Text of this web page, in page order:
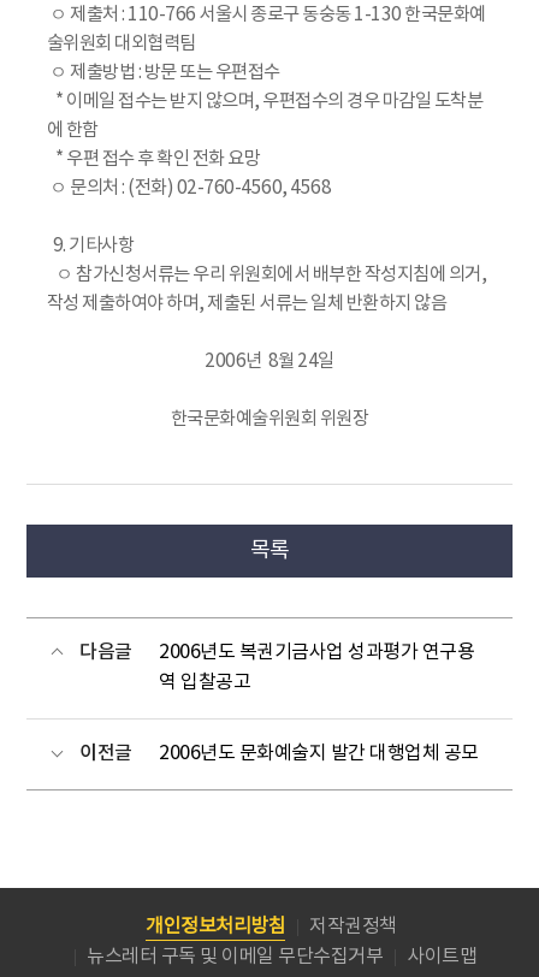
ㅇ 제출처 : 110-766 서울시 종로구 동숭동 1-130 한국문화예
술위원회 대외협력팀
ㅇ 제출방법 : 방문 또는 우편접수
* 이메일 접수는 받지 않으며, 우편접수의 경우 마감일 도착분
에 한함
* 우편 접수 후 확인 전화 요망
ㅇ 문의처 : (전화) 02-760-4560, 4568
9. 기타사항
ㅇ 참가신청서류는 우리 위원회에서 배부한 작성지침에 의거,
작성 제출하여야 하며, 제출된 서류는 일체 반환하지 않음
2006년 8월 24일
한국문화예술위원회 위원장
목록
다음글
2006년도 복권기금사업 성과평가 연구용
역 입찰공고
이전글 2006년도 문화예술지 발간 대행업체 공모
개인정보처리방침
저작권정책
뉴스레터 구독 및 이메일 무단수집거부
사이트맵